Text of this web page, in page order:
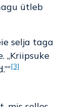
ütleb
selja taga
„Kriipsuke
[3]